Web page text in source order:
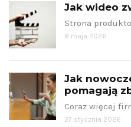
Jak wideo
Strona
8 maja 2026
Jak
pomagają
Coraz więcej
27 stycznia 2026